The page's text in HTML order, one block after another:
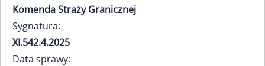
Komenda Straży Granicznej
Sygnatura:
XI.542.4.2025
Data sprawy: